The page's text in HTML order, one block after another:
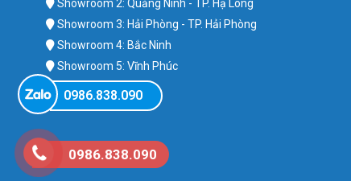
Showroom 2: Quảng Ninh - TP. Hạ Long
Showroom 3: Hải Phòng - TP. Hải Phòng
Showroom 4: Bắc Ninh
Showroom 5: Vĩnh Phúc
Showroom 6: Ba Vì
0986.838.090
0986.838.090